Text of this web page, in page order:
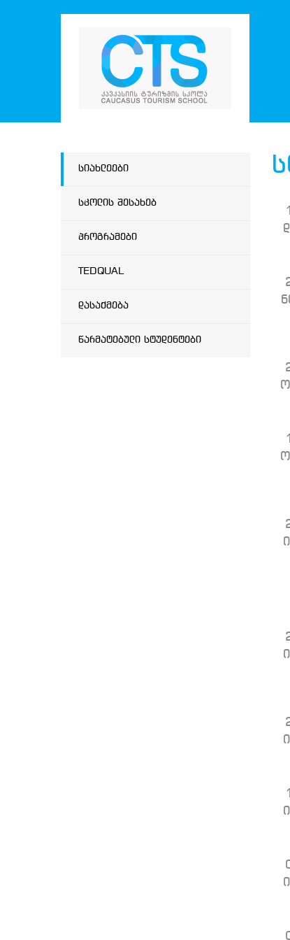
სიახლეები
სკოლის შესახებ
პროგრამები
TEDQUAL
დასაქმება
წარმატებული სტუდენტები